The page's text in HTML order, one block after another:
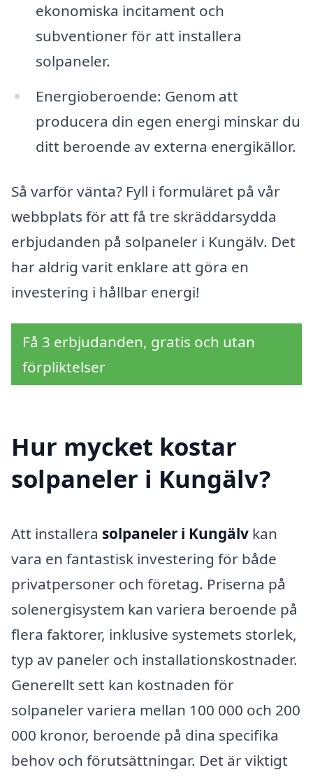
ekonomiska incitament och
subventioner för att installera
solpaneler.
Energioberoende: Genom att
producera din egen energi minskar du
ditt beroende av externa energikällor.
Så varför vänta? Fyll i formuläret på vår
webbplats för att få tre skräddarsydda
erbjudanden på solpaneler i Kungälv. Det
har aldrig varit enklare att göra en
investering i hållbar energi!
Få 3 erbjudanden, gratis och utan
förpliktelser
Hur mycket kostar
solpaneler i Kungälv?
Att installera solpaneler i Kungälv kan
vara en fantastisk investering för både
privatpersoner och företag. Priserna på
solenergisystem kan variera beroende på
flera faktorer, inklusive systemets storlek,
typ av paneler och installationskostnader.
Generellt sett kan kostnaden för
solpaneler variera mellan 100 000 och 200
000 kronor, beroende på dina specifika
behov och förutsättningar. Det är viktigt